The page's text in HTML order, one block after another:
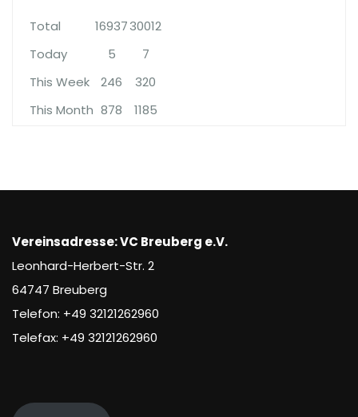
Total 1693730012
Today
5
7
This Week
246
320
This Month 878 1185
Vereinsadresse: VC Breuberg e.V.
Leonhard-Herbert-Str. 2
64747 Breuberg
Telefon: +49 32121262960
Telefax: +49 32121262960